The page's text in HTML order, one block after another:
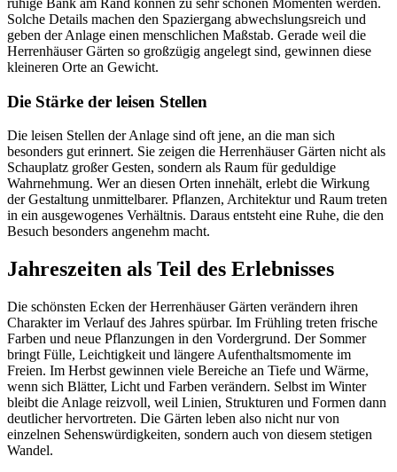
ruhige Bank am Rand können zu sehr schönen Momenten werden.
Solche Details machen den Spaziergang abwechslungsreich und
geben der Anlage einen menschlichen Maßstab. Gerade weil die
Herrenhäuser Gärten so großzügig angelegt sind, gewinnen diese
kleineren Orte an Gewicht.
Die Stärke der leisen Stellen
Die leisen Stellen der Anlage sind oft jene, an die man sich
besonders gut erinnert. Sie zeigen die Herrenhäuser Gärten nicht als
Schauplatz großer Gesten, sondern als Raum für geduldige
Wahrnehmung. Wer an diesen Orten innehält, erlebt die Wirkung
der Gestaltung unmittelbarer. Pflanzen, Architektur und Raum treten
in ein ausgewogenes Verhältnis. Daraus entsteht eine Ruhe, die den
Besuch besonders angenehm macht.
Jahreszeiten als Teil des Erlebnisses
Die schönsten Ecken der Herrenhäuser Gärten verändern ihren
Charakter im Verlauf des Jahres spürbar. Im Frühling treten frische
Farben und neue Pflanzungen in den Vordergrund. Der Sommer
bringt Fülle, Leichtigkeit und längere Aufenthaltsmomente im
Freien. Im Herbst gewinnen viele Bereiche an Tiefe und Wärme,
wenn sich Blätter, Licht und Farben verändern. Selbst im Winter
bleibt die Anlage reizvoll, weil Linien, Strukturen und Formen dann
deutlicher hervortreten. Die Gärten leben also nicht nur von
einzelnen Sehenswürdigkeiten, sondern auch von diesem stetigen
Wandel.